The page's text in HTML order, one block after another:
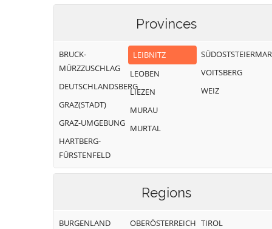
Höch
Tillmitsch
Wagna
Provinces
BRUCK-
MÜRZZUSCHLAG
DEUTSCHLANDSBERG
GRAZ(STADT)
GRAZ-UMGEBUNG
HARTBERG-
FÜRSTENFELD
LEIBNITZ
LEOBEN
LIEZEN
MURAU
MURTAL
VOITSBERG
WEIZ
Regions
BURGENLAND
OBERÖSTERREICH TIROL